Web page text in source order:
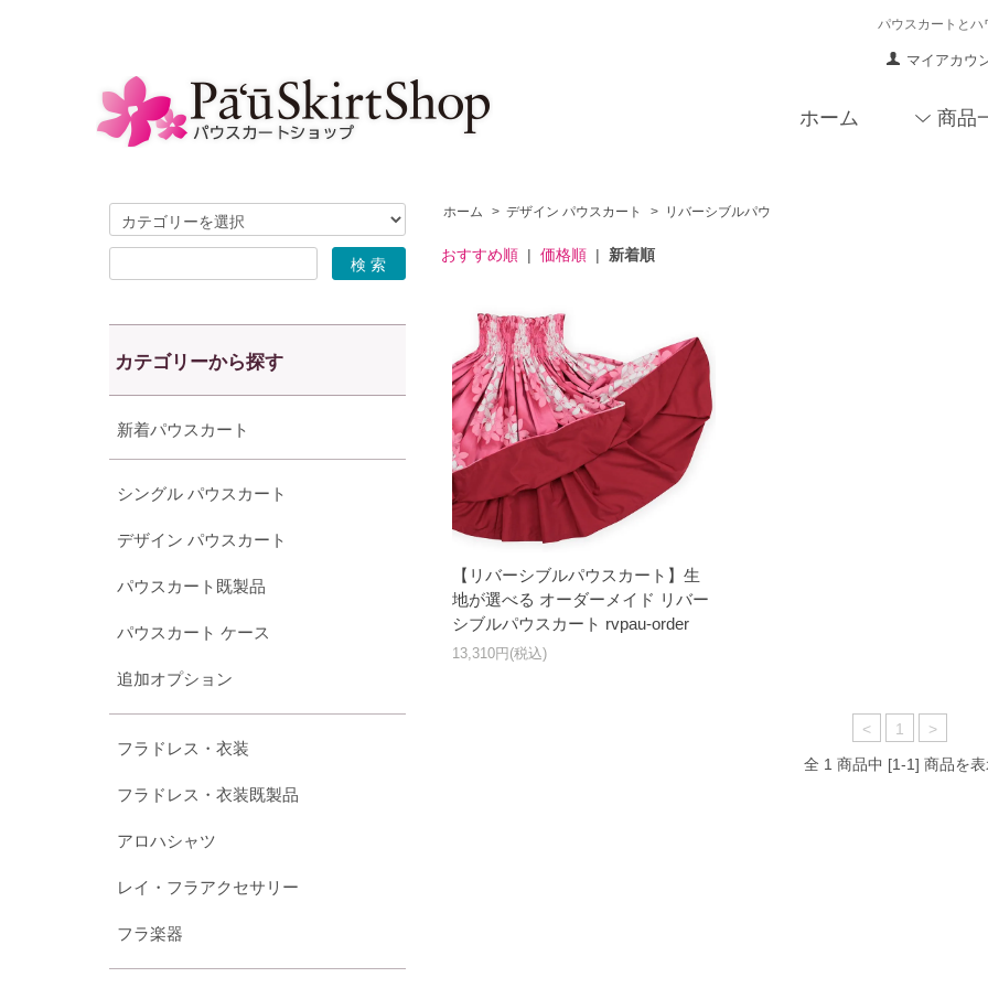
パウスカートと
マイアカウ
ホーム 商品
ホーム > デザイン パウスカート > リバーシブルパウ
おすすめ順| 価格順| 新着順
【リバーシブルパウスカート】生
地が選べる オーダーメイド リバー
シブルパウスカート rvpau-order
13,310円(税込)
< 1
>
全 1 商品中 [1-1] 商品を
カテゴリーから探す
新着パウスカート
シングル パウスカート
デザイン パウスカート
パウスカート既製品
パウスカート ケース
追加オプション
フラドレス・衣装
フラドレス・衣装既製品
アロハシャツ
レイ・フラアクセサリー
フラ楽器